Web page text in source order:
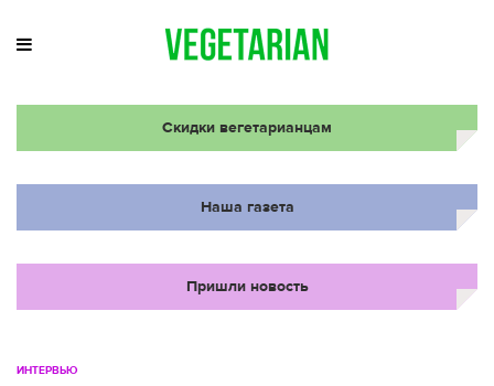
Скидки вегетарианцам
Наша газета
Пришли новость
ИНТЕРВЬЮ